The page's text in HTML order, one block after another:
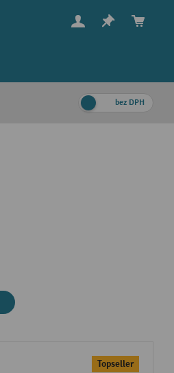
bez DPH
Topseller